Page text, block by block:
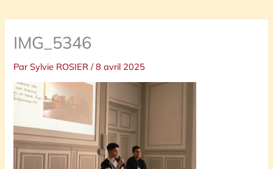
IMG_5346
ParSylvie ROSIER/8 avril 2025